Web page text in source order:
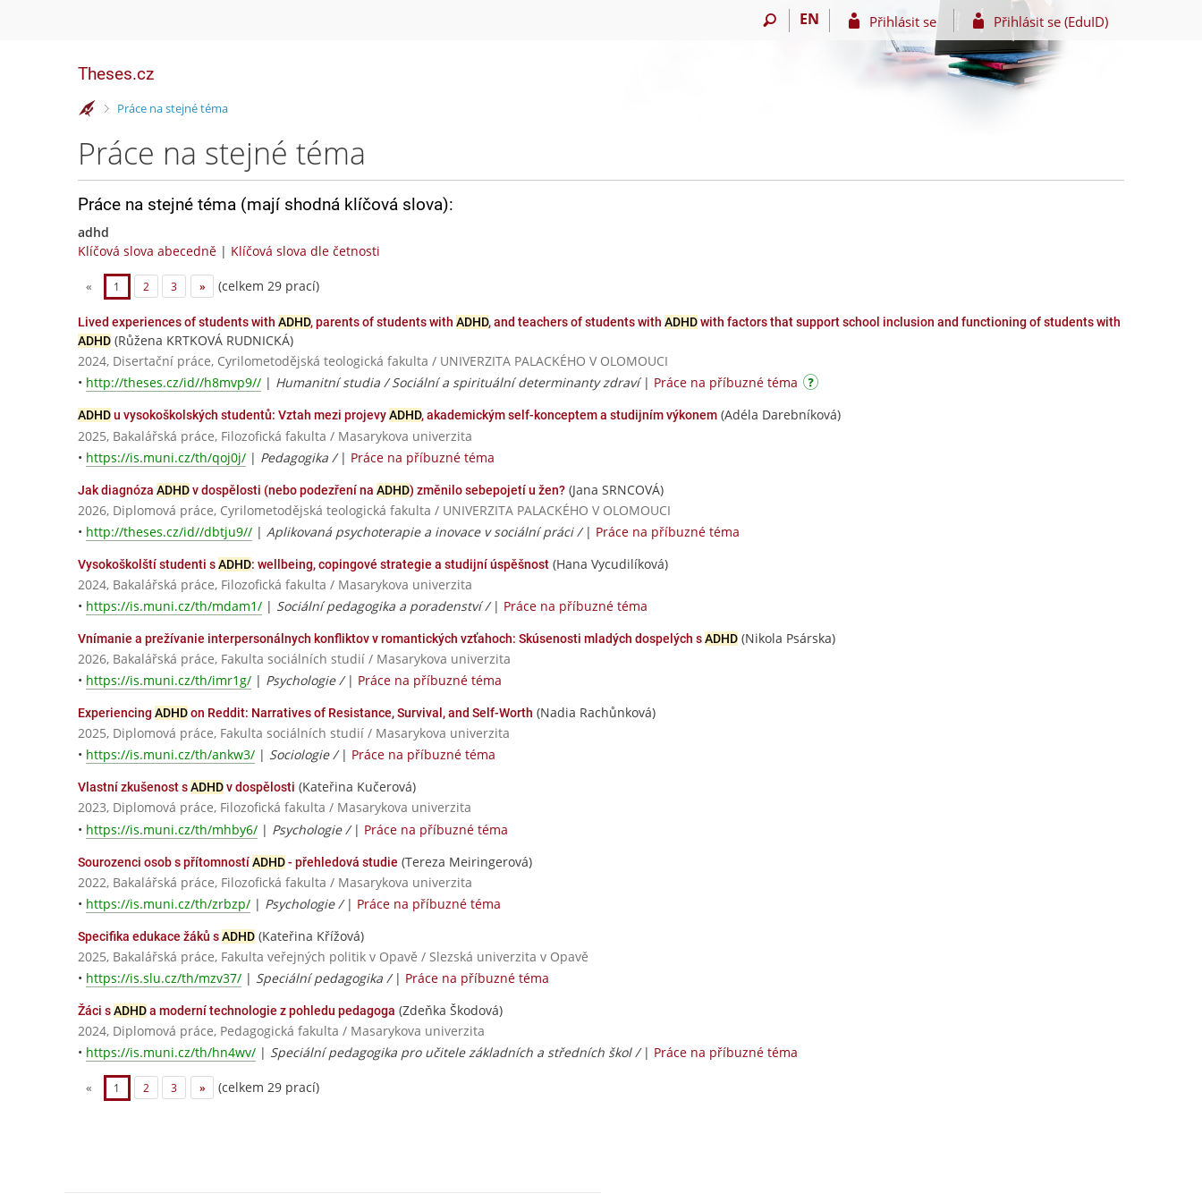
EN Přihlásit se Přihlásit se (EduID)
Theses.cz
>Práce na stejné téma
Práce na stejné téma
Práce na stejné téma (mají shodná klíčová slova):
adhd
Klíčová slova abecedně | Klíčová slova dle četnosti
« 1 2 3 » (celkem 29 prací)
Lived experiences of students with ADHD, parents of students with ADHD, and teachers of students with ADHDwith factors that support school inclusion and functioning of students with
ADHD (Růžena KRTKOVÁ RUDNICKÁ)
2024, Disertační práce, Cyrilometodějská teologická fakulta / UNIVERZITA PALACKÉHO V OLOMOUCI
• http://theses.cz/id//h8mvp9// | Humanitní studia / Sociální a spirituální determinanty zdraví| Práce na příbuzné téma
ADHDu vysokoškolských studentů: Vztah mezi projevyADHD, akademickým self-konceptem a studijním výkonem (Adéla Darebníková)
2025, Bakalářská práce, Filozofická fakulta / Masarykova univerzita
• https://is.muni.cz/th/qoj0j/ | Pedagogika / | Práce na příbuzné téma
Jak diagnóza ADHDv dospělosti (nebo podezření na ADHD) změnilo sebepojetí u žen? (Jana SRNCOVÁ)
2026, Diplomová práce, Cyrilometodějská teologická fakulta / UNIVERZITA PALACKÉHO V OLOMOUCI
• http://theses.cz/id//dbtju9// | Aplikovaná psychoterapie a inovace v sociální práci / | Práce na příbuzné téma
Vysokoškolští studenti sADHD: wellbeing, copingové strategie a studijní úspěšnost (Hana Vycudilíková)
2024, Bakalářská práce, Filozofická fakulta / Masarykova univerzita
• https://is.muni.cz/th/mdam1/ | Sociální pedagogika a poradenství / | Práce na příbuzné téma
Vnímanie a prežívanie interpersonálnych konfliktov v romantických vzťahoch: Skúsenosti mladých dospelých sADHD (Nikola Psárska)
2026, Bakalářská práce, Fakulta sociálních studií / Masarykova univerzita
• https://is.muni.cz/th/imr1g/ | Psychologie / | Práce na příbuzné téma
Experiencing ADHDon Reddit: Narratives of Resistance, Survival, and Self-Worth (Nadia Rachůnková)
2025, Diplomová práce, Fakulta sociálních studií / Masarykova univerzita
• https://is.muni.cz/th/ankw3/ | Sociologie / | Práce na příbuzné téma
Vlastní zkušenost sADHDv dospělosti (Kateřina Kučerová)
2023, Diplomová práce, Filozofická fakulta / Masarykova univerzita
• https://is.muni.cz/th/mhby6/ | Psychologie / | Práce na příbuzné téma
Sourozenci osob s přítomnostíADHD- přehledová studie (Tereza Meiringerová)
2022, Bakalářská práce, Filozofická fakulta / Masarykova univerzita
• https://is.muni.cz/th/zrbzp/ | Psychologie / | Práce na příbuzné téma
Specifika edukace žáků sADHD (Kateřina Křížová)
2025, Bakalářská práce, Fakulta veřejných politik v Opavě / Slezská univerzita v Opavě
• https://is.slu.cz/th/mzv37/ | Speciální pedagogika / | Práce na příbuzné téma
Žáci sADHDa moderní technologie z pohledu pedagoga (Zdeňka Škodová)
2024, Diplomová práce, Pedagogická fakulta / Masarykova univerzita
• https://is.muni.cz/th/hn4wv/ | Speciální pedagogika pro učitele základních a středních škol / | Práce na příbuzné téma
« 1 2 3 » (celkem 29 prací)